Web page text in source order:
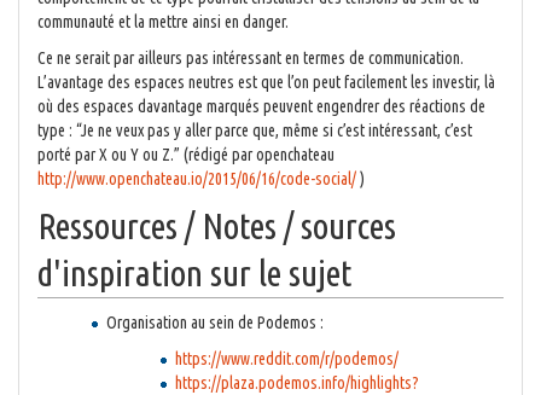
communauté et la mettre ainsi en danger.
Ce ne serait par ailleurs pas intéressant en termes de communication.
L’avantage des espaces neutres est que l’on peut facilement les investir, là
où des espaces davantage marqués peuvent engendrer des réactions de
type : “Je ne veux pas y aller parce que, même si c’est intéressant, c’est
porté par X ou Y ou Z.” (rédigé par openchateau
http://www.openchateau.io/2015/06/16/code-social/)
Ressources / Notes / sources
d'inspiration sur le sujet
Organisation au sein de Podemos :
https://www.reddit.com/r/podemos/
https://plaza.podemos.info/highlights?